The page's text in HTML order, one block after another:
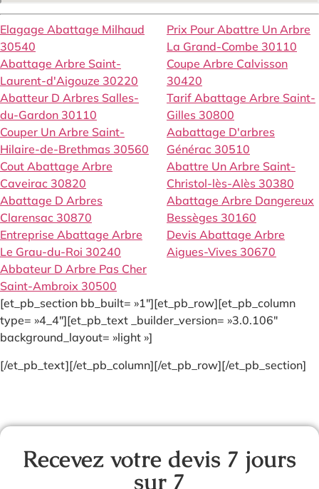
Elagage Abattage Milhaud
30540
Abattage Arbre Saint-
Laurent-d'Aigouze 30220
Abatteur D Arbres Salles-
du-Gardon 30110
Couper Un Arbre Saint-
Hilaire-de-Brethmas 30560
Cout Abattage Arbre
Caveirac 30820
Abattage D Arbres
Clarensac 30870
Entreprise Abattage Arbre
Le Grau-du-Roi 30240
Abbateur D Arbre Pas Cher
Saint-Ambroix 30500
Prix Pour Abattre Un Arbre
La Grand-Combe 30110
Coupe Arbre Calvisson
30420
Tarif Abattage Arbre Saint-
Gilles 30800
Aabattage D'arbres
Générac 30510
Abattre Un Arbre Saint-
Christol-lès-Alès 30380
Abattage Arbre Dangereux
Bessèges 30160
Devis Abattage Arbre
Aigues-Vives 30670
[et_pb_section bb_built= »1″][et_pb_row][et_pb_column
type= »4_4″][et_pb_text _builder_version= »3.0.106″
background_layout= »light »]
[/et_pb_text][/et_pb_column][/et_pb_row][/et_pb_section]
Recevez votre devis 7 jours
sur 7